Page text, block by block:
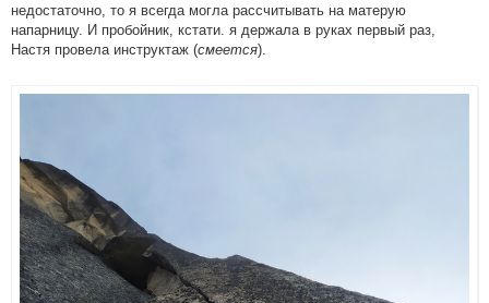
недостаточно, то я всегда могла рассчитывать на матерую
напарницу. И пробойник, кстати. я держала в руках первый раз,
Настя провела инструктаж (смеется).